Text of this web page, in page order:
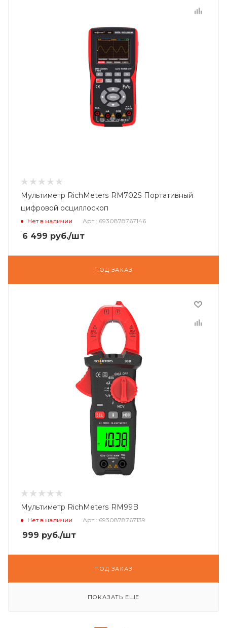
Мультиметр RichMeters RM702S Портативный
цифровой осциллоскоп
Нет в наличии Арт.: 6930878767146
6 499 руб./шт
ПОД ЗАКАЗ
Мультиметр RichMeters RM99B
Нет в наличии Арт.: 6930878767139
999 руб./шт
ПОД ЗАКАЗ
ПОКАЗАТЬ ЕЩЕ